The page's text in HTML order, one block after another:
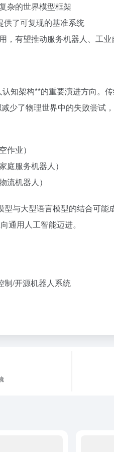
杂的世界模型框架
供了可复现的基准系统
，有望推动服务机器人、工
知架构**的重要演进方向。
少了物理世界中的失败尝试
作业）
庭服务机器人）
流机器人）
与大型语言模型的结合可
通用人工智能迈进。
制/开源机器人系统